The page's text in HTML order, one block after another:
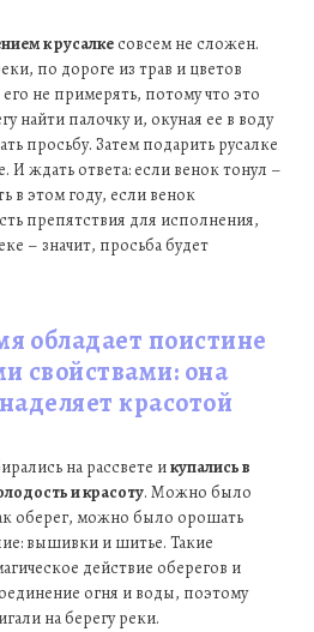
к русалкесовсем не сложен.
по дороге из трав и цветов
не примерять, потому что это
найти палочку и, окуная ее в воду
просьбу. Затем подарить русалке
И ждать ответа: если венок тонул –
в этом году, если венок
препятствия для исполнения,
– значит, просьба будет
обладает поистине
свойствами: она
красотой
на рассвете икупались в
и красоту. Можно было
оберег, можно было орошать
вышивки и шитье. Такие
действие оберегов и
огня и воды, поэтому
на берегу реки.